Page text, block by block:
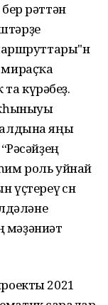
рәттән
күрәбеҙ.
яңы
роль уйнай
өсөн
2021